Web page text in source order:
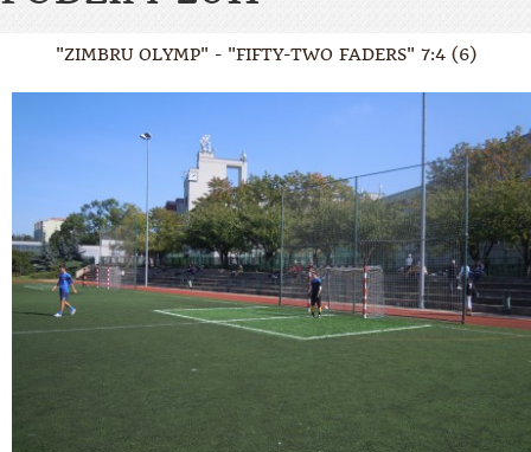
"ZIMBRU OLYMP" - "FIFTY-TWO FADERS" 7:4 (6)